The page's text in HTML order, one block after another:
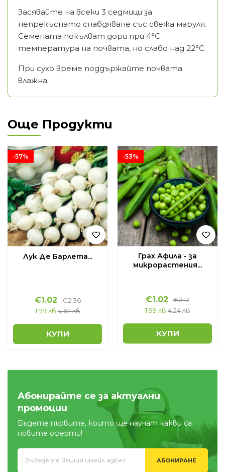
Засявайте на всеки 3 седмици за
непрекъснато снабдяване със свежа маруля.
Семената покълват дори при 4°C
температура на почвата, но слабо над 22°C.
При сухо време поддържайте почвата
влажна.
Още Продукти
-57%
Лук Де Барлета...
€1.02 €2.36
1.99 лв 4.62 лв
КУПИ
-53%
Грах Афила - за
микрорастения...
€1.02 €2.17
1.99 лв 4.24 лв
КУПИ
Абонирайте се за актуални
промоции
Бъдете първите, които ще научат какви са
новите оферти!
АБОНИРАНЕ